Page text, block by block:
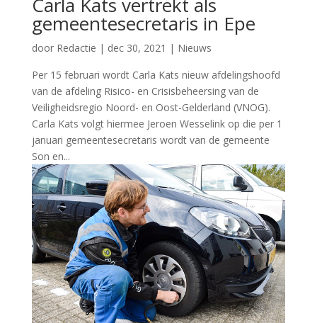
gemeentesecretaris in Epe
door Redactie | dec 30, 2021 | Nieuws
Per 15 februari wordt Carla Kats nieuw afdelingshoofd
van de afdeling Risico- en Crisisbeheersing van de
Veiligheidsregio Noord- en Oost-Gelderland (VNOG).
Carla Kats volgt hiermee Jeroen Wesselink op die per 1
januari gemeentesecretaris wordt van de gemeente
Son en...